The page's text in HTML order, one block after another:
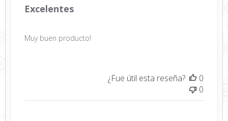
Excelentes
Muy buen producto!
¿Fue útil esta reseña?
0
0